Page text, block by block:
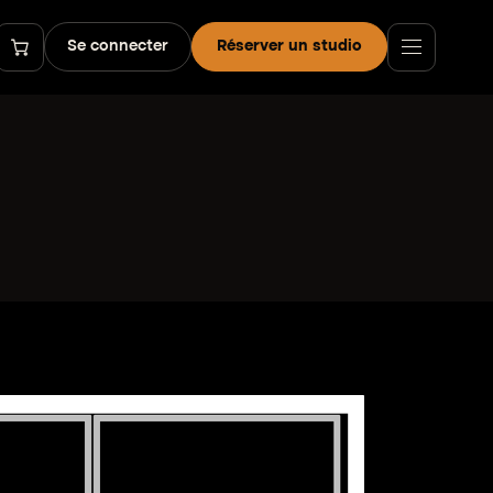
Se connecter Réserver un studio